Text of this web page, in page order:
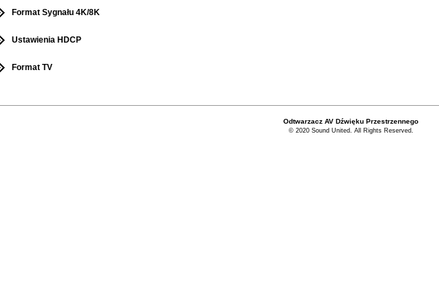
Format Sygnału 4K/8K
Ustawienia HDCP
Format TV
Odtwarzacz AV Dźwięku Przestrzennego
© 2020 Sound United. All Rights Reserved.